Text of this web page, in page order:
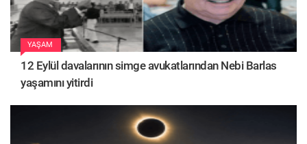
YAŞAM
12 Eylül davalarının simge avukatlarından Nebi Barlas
yaşamını yitirdi